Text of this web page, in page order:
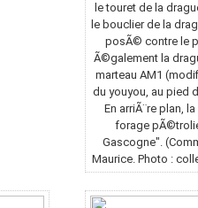
le touret de la
le bouclier de la
posÃ© contre le
Ã©galement la
marteau AM1
du youyou, au pied
En arriÃ¨re plan,
forage
Gascogne".
Maurice. Photo :